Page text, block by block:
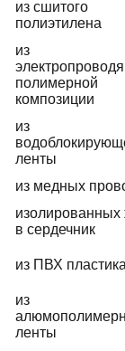
из сшитого
полиэтилена
из
полимерной
композиции
из
ленты
из медных
изолированных
в сердечник
из ПВХ
из
ленты